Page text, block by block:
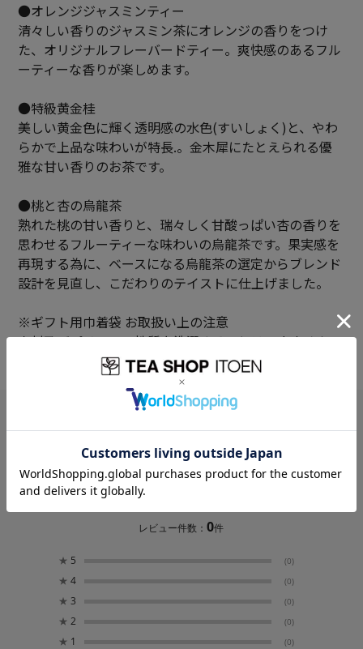
●オレンジジャスミンティー
清々しい香りのジャスミン茶にオレンジの香りをつけ
た、オリジナルフレーバードティー。爽快感のあるフル
ーティーな香りが楽しめます。
●特級黄金桂
美しい黄金色に輝く透明感の水色(すいしょく)と、やわ
らかで上品な味わいが特長.。金木犀にたとえられる優
雅な甘い香りのお茶です。
●桃と杏の烏龍茶
熟れた桃の甘い香りと、瑞々しく甘酸っぱい杏の香りを
思わせるフルーティーな味わいの烏龍茶です。果実感を
再現する為に、ベースになる烏龍茶の選定からブレンド
設計を見直し、こだわりのテイストに仕上げました。
※ギフト用巾着袋 お取扱い上の注意
素材及びプリントの性質上洗濯することはできません。
また、天然素材を使用しているため、特有のにおいを感
じられる場合がございます。
レビュー
レビュー件数：0件
★ 5 (0)
★ 4 (0)
★ 3 (0)
★ 2 (0)
★ 1 (0)